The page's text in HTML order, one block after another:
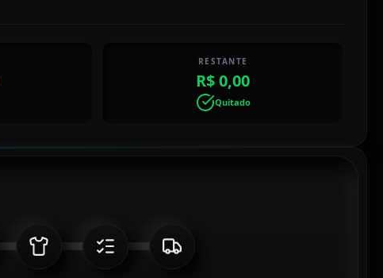
RESTANTE
R$ 0,00
Quitado